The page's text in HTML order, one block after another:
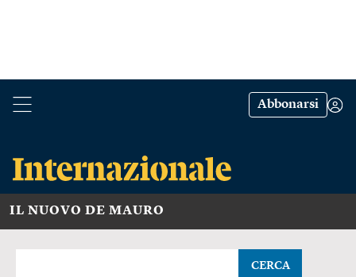
Abbonarsi
IL NUOVO DE MAURO
CERCA